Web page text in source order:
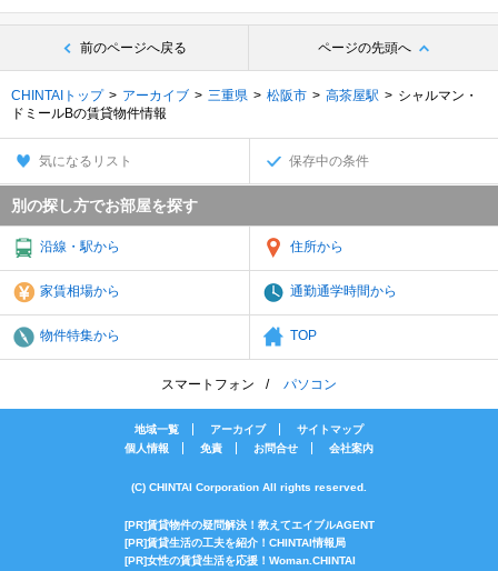
前のページへ戻る ページの先頭へ
CHINTAIトップ アーカイブ 三重県 松阪市 高茶屋駅
シャルマン・
ドミールBの賃貸物件情報
気になるリスト 保存中の条件
別の探し方でお部屋を探す
沿線・駅から 住所から
家賃相場から 通勤通学時間から
物件特集から TOP
スマートフォン パソコン
地域一覧 アーカイブ
サイトマップ
個人情報
免責 お問合せ 会社案内
(C) CHINTAI Corporation All rights reserved.
[PR]賃貸物件の疑問解決！教えてエイブルAGENT
[PR]賃貸生活の工夫を紹介！CHINTAI情報局
[PR]女性の賃貸生活を応援！Woman.CHINTAI